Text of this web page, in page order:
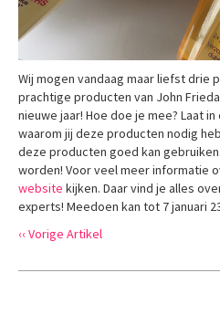
Wij mogen vandaag maar liefst drie
prachtige producten van John
nieuwe jaar! Hoe doe je mee? Laat
waarom jij deze producten nodig
deze producten goed kan
worden! Voor veel meer informatie
website kijken. Daar vind je alles
experts! Meedoen kan tot 7 januari
‹‹ Vorige Artikel